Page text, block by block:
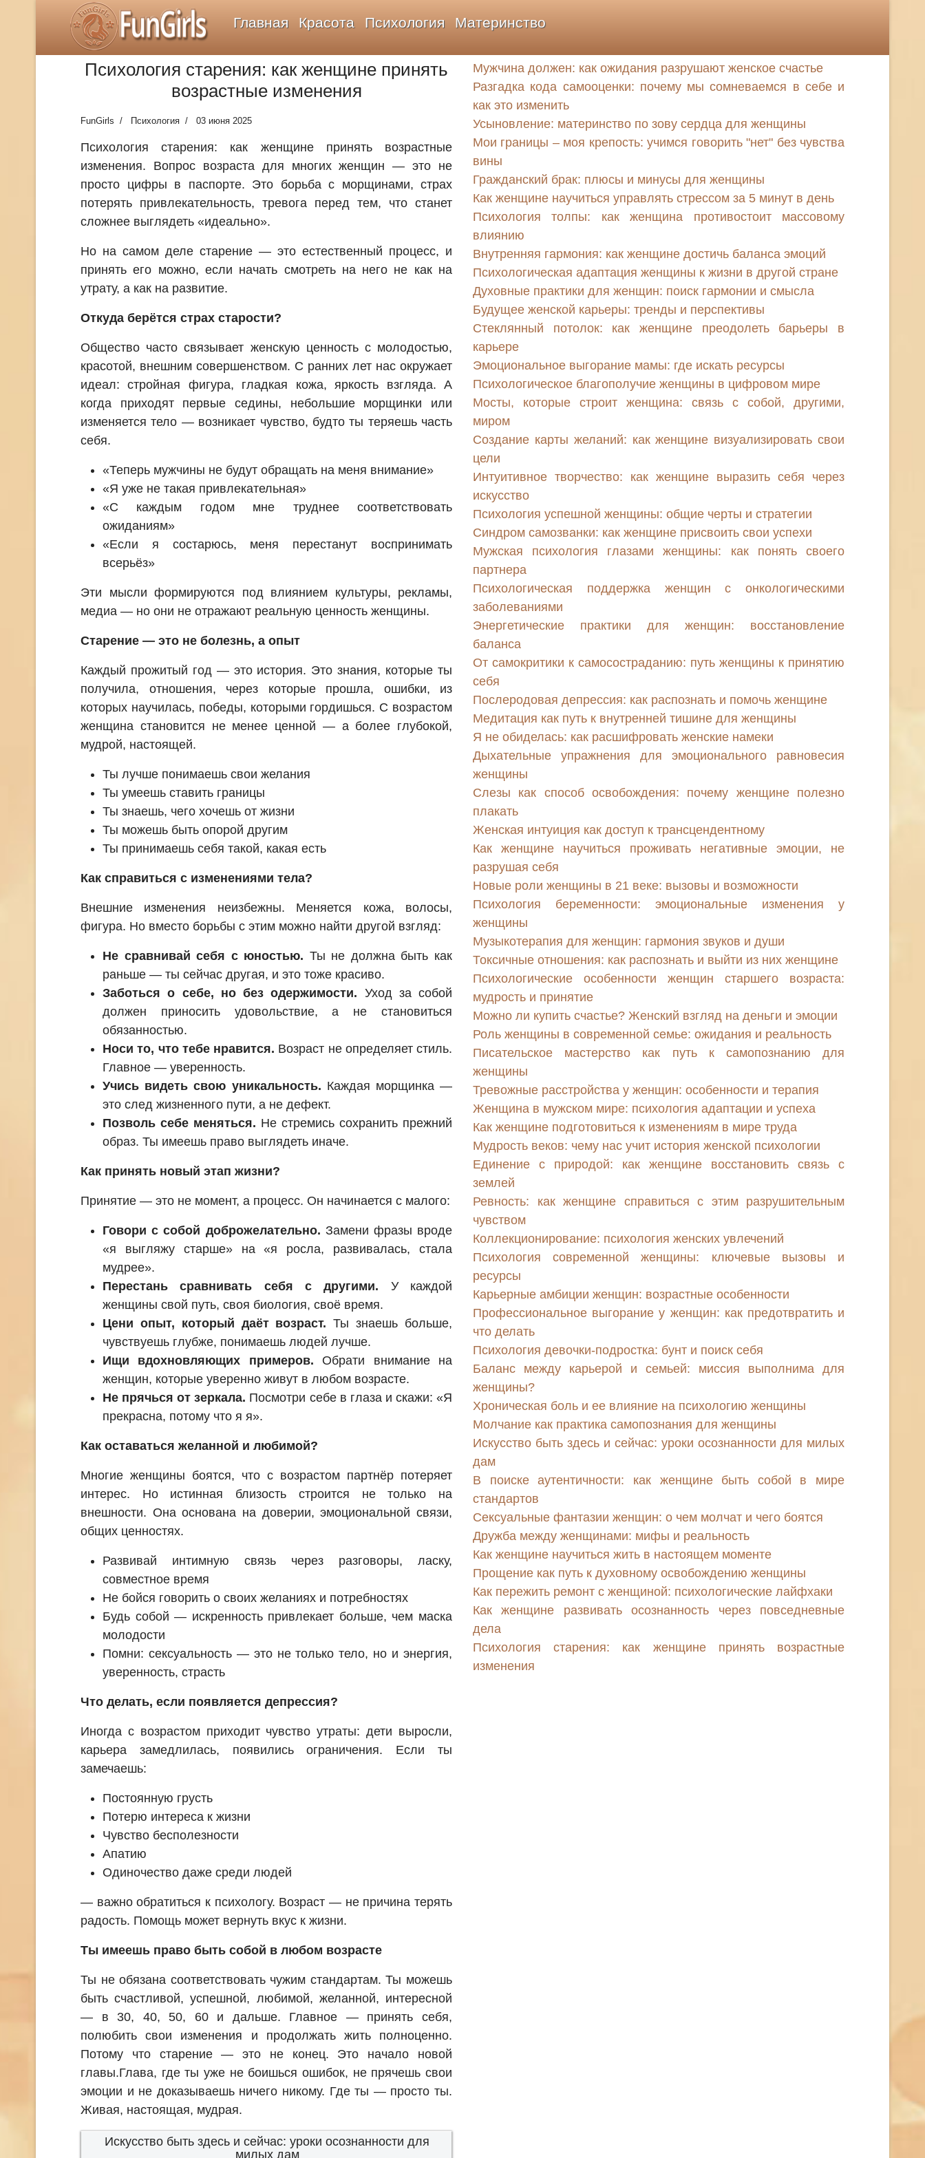
FunGirls Главная Красота Психология Материнство
Психология старения: как женщине принять
возрастные изменения
FunGirls Психология 03 июня 2025
Психология старения: как женщине принять возрастные
изменения. Вопрос возраста для многих женщин — это не
просто цифры в паспорте. Это борьба с морщинами, страх
потерять привлекательность, тревога перед тем, что станет
сложнее выглядеть «идеально».
Но на самом деле старение — это естественный процесс, и
принять его можно, если начать смотреть на него не как на
утрату, а как на развитие.
Откуда берётся страх старости?
Общество часто связывает женскую ценность с молодостью,
красотой, внешним совершенством. С ранних лет нас окружает
идеал: стройная фигура, гладкая кожа, яркость взгляда. А
когда приходят первые седины, небольшие морщинки или
изменяется тело — возникает чувство, будто ты теряешь часть
себя.
«Теперь мужчины не будут обращать на меня внимание»
«Я уже не такая привлекательная»
«С каждым годом мне труднее соответствовать
ожиданиям»
«Если я состарюсь, меня перестанут воспринимать
всерьёз»
Эти мысли формируются под влиянием культуры, рекламы,
медиа — но они не отражают реальную ценность женщины.
Старение — это не болезнь, а опыт
Каждый прожитый год — это история. Это знания, которые ты
получила, отношения, через которые прошла, ошибки, из
которых научилась, победы, которыми гордишься. С возрастом
женщина становится не менее ценной — а более глубокой,
мудрой, настоящей.
Ты лучше понимаешь свои желания
Ты умеешь ставить границы
Ты знаешь, чего хочешь от жизни
Ты можешь быть опорой другим
Ты принимаешь себя такой, какая есть
Как справиться с изменениями тела?
Внешние изменения неизбежны. Меняется кожа, волосы,
фигура. Но вместо борьбы с этим можно найти другой взгляд:
Не сравнивай себя с юностью. Ты не должна быть как
раньше — ты сейчас другая, и это тоже красиво.
Заботься о себе, но без одержимости. Уход за собой
должен приносить удовольствие, а не становиться
обязанностью.
Носи то, что тебе нравится. Возраст не определяет стиль.
Главное — уверенность.
Учись видеть свою уникальность. Каждая морщинка —
это след жизненного пути, а не дефект.
Позволь себе меняться. Не стремись сохранить прежний
образ. Ты имеешь право выглядеть иначе.
Как принять новый этап жизни?
Принятие — это не момент, а процесс. Он начинается с малого:
Говори с собой доброжелательно. Замени фразы вроде
«я выгляжу старше» на «я росла, развивалась, стала
мудрее».
Перестань сравнивать себя с другими. У каждой
женщины свой путь, своя биология, своё время.
Цени опыт, который даёт возраст. Ты знаешь больше,
чувствуешь глубже, понимаешь людей лучше.
Ищи вдохновляющих примеров. Обрати внимание на
женщин, которые уверенно живут в любом возрасте.
Не прячься от зеркала. Посмотри себе в глаза и скажи: «Я
прекрасна, потому что я я».
Как оставаться желанной и любимой?
Многие женщины боятся, что с возрастом партнёр потеряет
интерес. Но истинная близость строится не только на
внешности. Она основана на доверии, эмоциональной связи,
общих ценностях.
Развивай интимную связь через разговоры, ласку,
совместное время
Не бойся говорить о своих желаниях и потребностях
Будь собой — искренность привлекает больше, чем маска
молодости
Помни: сексуальность — это не только тело, но и энергия,
уверенность, страсть
Что делать, если появляется депрессия?
Иногда с возрастом приходит чувство утраты: дети выросли,
карьера замедлилась, появились ограничения. Если ты
замечаешь:
Постоянную грусть
Потерю интереса к жизни
Чувство бесполезности
Апатию
Одиночество даже среди людей
— важно обратиться к психологу. Возраст — не причина терять
радость. Помощь может вернуть вкус к жизни.
Ты имеешь право быть собой в любом возрасте
Ты не обязана соответствовать чужим стандартам. Ты можешь
быть счастливой, успешной, любимой, желанной, интересной
— в 30, 40, 50, 60 и дальше. Главное — принять себя,
полюбить свои изменения и продолжать жить полноценно.
Потому что старение — это не конец. Это начало новой
главы.Глава, где ты уже не боишься ошибок, не прячешь свои
эмоции и не доказываешь ничего никому. Где ты — просто ты.
Живая, настоящая, мудрая.
Искусство быть здесь и сейчас: уроки осознанности для
милых дам
Мужчина должен: как ожидания разрушают женское счастье
Разгадка кода самооценки: почему мы сомневаемся в себе и
как это изменить
Усыновление: материнство по зову сердца для женщины
Мои границы – моя крепость: учимся говорить "нет" без чувства
вины
Гражданский брак: плюсы и минусы для женщины
Как женщине научиться управлять стрессом за 5 минут в день
Психология толпы: как женщина противостоит массовому
влиянию
Внутренняя гармония: как женщине достичь баланса эмоций
Психологическая адаптация женщины к жизни в другой стране
Духовные практики для женщин: поиск гармонии и смысла
Будущее женской карьеры: тренды и перспективы
Стеклянный потолок: как женщине преодолеть барьеры в
карьере
Эмоциональное выгорание мамы: где искать ресурсы
Психологическое благополучие женщины в цифровом мире
Мосты, которые строит женщина: связь с собой, другими,
миром
Создание карты желаний: как женщине визуализировать свои
цели
Интуитивное творчество: как женщине выразить себя через
искусство
Психология успешной женщины: общие черты и стратегии
Синдром самозванки: как женщине присвоить свои успехи
Мужская психология глазами женщины: как понять своего
партнера
Психологическая поддержка женщин с онкологическими
заболеваниями
Энергетические практики для женщин: восстановление
баланса
От самокритики к самосостраданию: путь женщины к принятию
себя
Послеродовая депрессия: как распознать и помочь женщине
Медитация как путь к внутренней тишине для женщины
Я не обиделась: как расшифровать женские намеки
Дыхательные упражнения для эмоционального равновесия
женщины
Слезы как способ освобождения: почему женщине полезно
плакать
Женская интуиция как доступ к трансцендентному
Как женщине научиться проживать негативные эмоции, не
разрушая себя
Новые роли женщины в 21 веке: вызовы и возможности
Психология беременности: эмоциональные изменения у
женщины
Музыкотерапия для женщин: гармония звуков и души
Токсичные отношения: как распознать и выйти из них женщине
Психологические особенности женщин старшего возраста:
мудрость и принятие
Можно ли купить счастье? Женский взгляд на деньги и эмоции
Роль женщины в современной семье: ожидания и реальность
Писательское мастерство как путь к самопознанию для
женщины
Тревожные расстройства у женщин: особенности и терапия
Женщина в мужском мире: психология адаптации и успеха
Как женщине подготовиться к изменениям в мире труда
Мудрость веков: чему нас учит история женской психологии
Единение с природой: как женщине восстановить связь с
землей
Ревность: как женщине справиться с этим разрушительным
чувством
Коллекционирование: психология женских увлечений
Психология современной женщины: ключевые вызовы и
ресурсы
Карьерные амбиции женщин: возрастные особенности
Профессиональное выгорание у женщин: как предотвратить и
что делать
Психология девочки-подростка: бунт и поиск себя
Баланс между карьерой и семьей: миссия выполнима для
женщины?
Хроническая боль и ее влияние на психологию женщины
Молчание как практика самопознания для женщины
Искусство быть здесь и сейчас: уроки осознанности для милых
дам
В поиске аутентичности: как женщине быть собой в мире
стандартов
Сексуальные фантазии женщин: о чем молчат и чего боятся
Дружба между женщинами: мифы и реальность
Как женщине научиться жить в настоящем моменте
Прощение как путь к духовному освобождению женщины
Как пережить ремонт с женщиной: психологические лайфхаки
Как женщине развивать осознанность через повседневные
дела
Психология старения: как женщине принять возрастные
изменения